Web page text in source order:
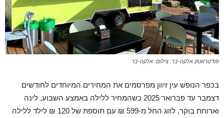
פודטראטק אלקה-בר. צילום: אלקה-בר
בכפר הנופש עין זיוון מפרסמים את המחירים המיוחדים לחודשים
דצמבר עד פברואר 2025 כשהמחיר ללילה באמצע השבוע, לינה
וארוחת בוקר, לזוג החל מ-599 ₪ עם תוספת של 120 ₪ לילד ללילה